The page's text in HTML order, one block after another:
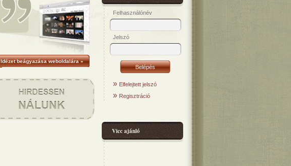
Idézet beágyazása weboldalára »
Felhasználónév
Jelszó
» Elfelejtett jelszó
» Regisztráció
Vicc ajánló